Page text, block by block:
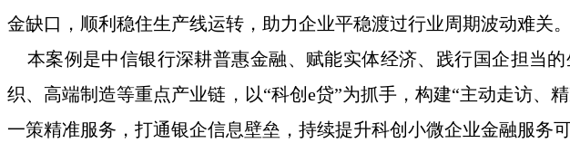
金缺口，顺利稳住生产线运转，助力企业平稳渡过行业周期波动难关。
本案例是中信银行深耕普惠金融、赋能实体经济、践行国企担当
织、高端制造等重点产业链，以“科创e贷”为抓手，构建“主动走访、
一策精准服务，打通银企信息壁垒，持续提升科创小微企业金融服务可